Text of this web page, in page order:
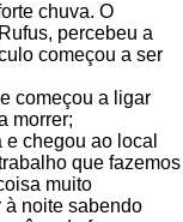
chuva. O
percebeu a
começou a ser
começou a ligar
morrer;
chegou ao local
que fazemos
muito
à noite sabendo